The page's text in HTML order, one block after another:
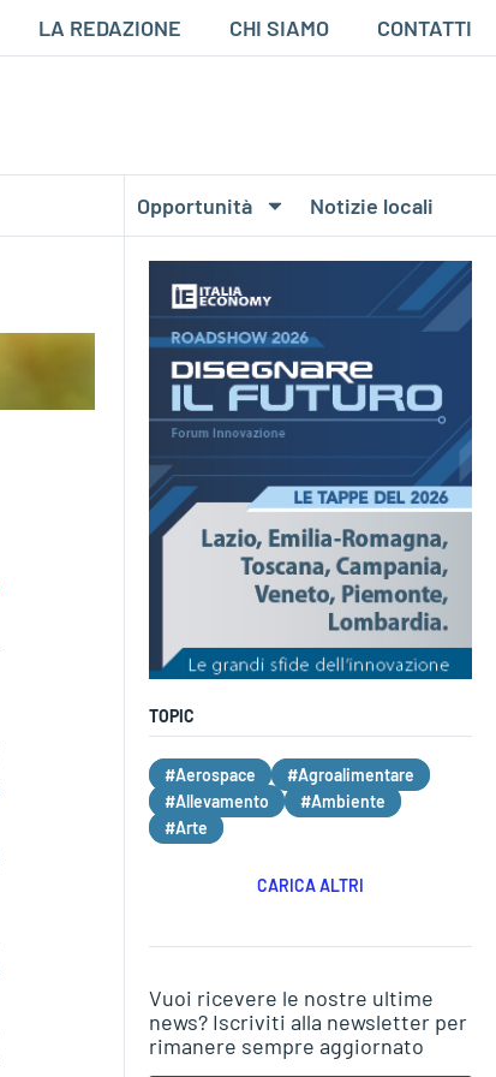
LA REDAZIONE CHI SIAMO CONTATTI
Opportunità Notizie locali
TOPIC
#Aerospace
#Agroalimentare
#Allevamento
#Ambiente
#Arte
CARICA ALTRI
Vuoi ricevere le nostre ultime
news? Iscriviti alla newsletter per
rimanere sempre aggiornato